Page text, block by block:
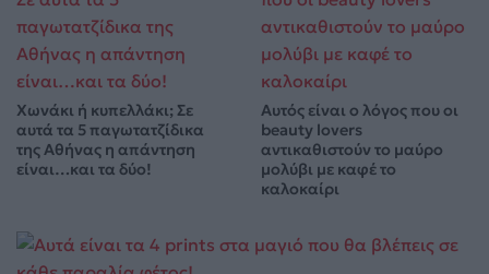
Χωνάκι ή κυπελλάκι; Σε
αυτά τα 5 παγωτατζίδικα
της Αθήνας η απάντηση
είναι…και τα δύο!
Αυτός είναι ο λόγος που οι
beauty lovers
αντικαθιστούν το μαύρο
μολύβι με καφέ το
καλοκαίρι